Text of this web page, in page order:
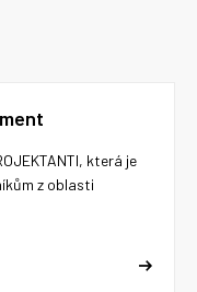
která je
z oblasti